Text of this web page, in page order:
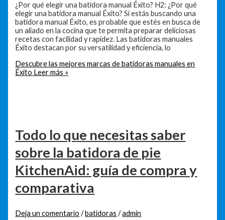
¿Por qué elegir una batidora manual Éxito? H2: ¿Por qué
elegir una batidora manual Éxito? Si estás buscando una
batidora manual Éxito, es probable que estés en busca de
un aliado en la cocina que te permita preparar deliciosas
recetas con facilidad y rapidez. Las batidoras manuales
Éxito destacan por su versatilidad y eficiencia, lo
Descubre las mejores marcas de batidoras manuales en
Éxito Leer más »
Todo lo que necesitas saber
sobre la batidora de pie
KitchenAid: guía de compra y
comparativa
Deja un comentario /batidoras /admin